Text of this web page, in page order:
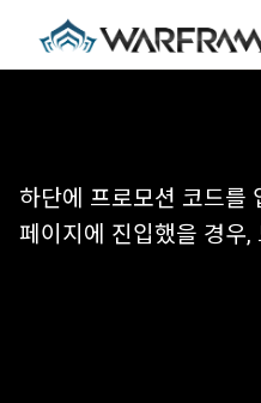
하단에 프로모션 코드를
페이지에 진입했을 경우